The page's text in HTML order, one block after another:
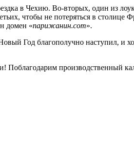
в Чехию. Во-вторых, один из
чтобы не потеряться в столице
домен «парижанин.com».
Год благополучно наступил, и
производственный